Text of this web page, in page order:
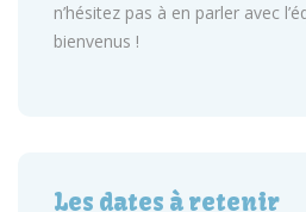
n’hésitez pas à en parler avec
bienvenus !
Les dates à retenir